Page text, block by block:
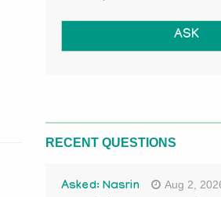
ASK
RECENT QUESTIONS
Asked: Nasrin Aug 2,